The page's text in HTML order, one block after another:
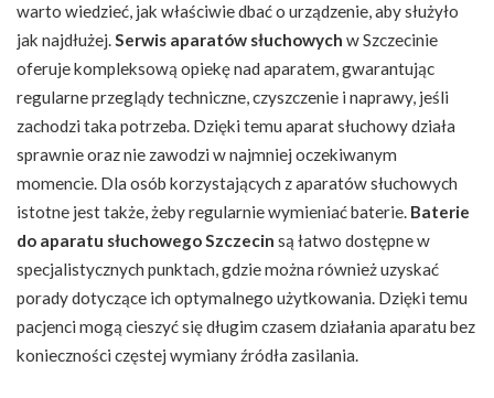
warto wiedzieć, jak właściwie dbać o urządzenie, aby służyło
jak najdłużej.Serwis aparatów słuchowych w Szczecinie
oferuje kompleksową opiekę nad aparatem, gwarantując
regularne przeglądy techniczne, czyszczenie i naprawy, jeśli
zachodzi taka potrzeba. Dzięki temu aparat słuchowy działa
sprawnie oraz nie zawodzi w najmniej oczekiwanym
momencie. Dla osób korzystających z aparatów słuchowych
istotne jest także, żeby regularnie wymieniać baterie. Baterie
do aparatu słuchowego Szczecin są łatwo dostępne w
specjalistycznych punktach, gdzie można również uzyskać
porady dotyczące ich optymalnego użytkowania. Dzięki temu
pacjenci mogą cieszyć się długim czasem działania aparatu bez
konieczności częstej wymiany źródła zasilania.